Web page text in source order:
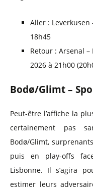
Aller : Leverkusen
18h45
Retour : Arsenal
2026 à 21h00
Bodø/Glimt –
Peut-être l’affiche la
certainement pas
Bodø/Glimt,
puis en play-offs
Lisbonne. Il s’agira
estimer leurs